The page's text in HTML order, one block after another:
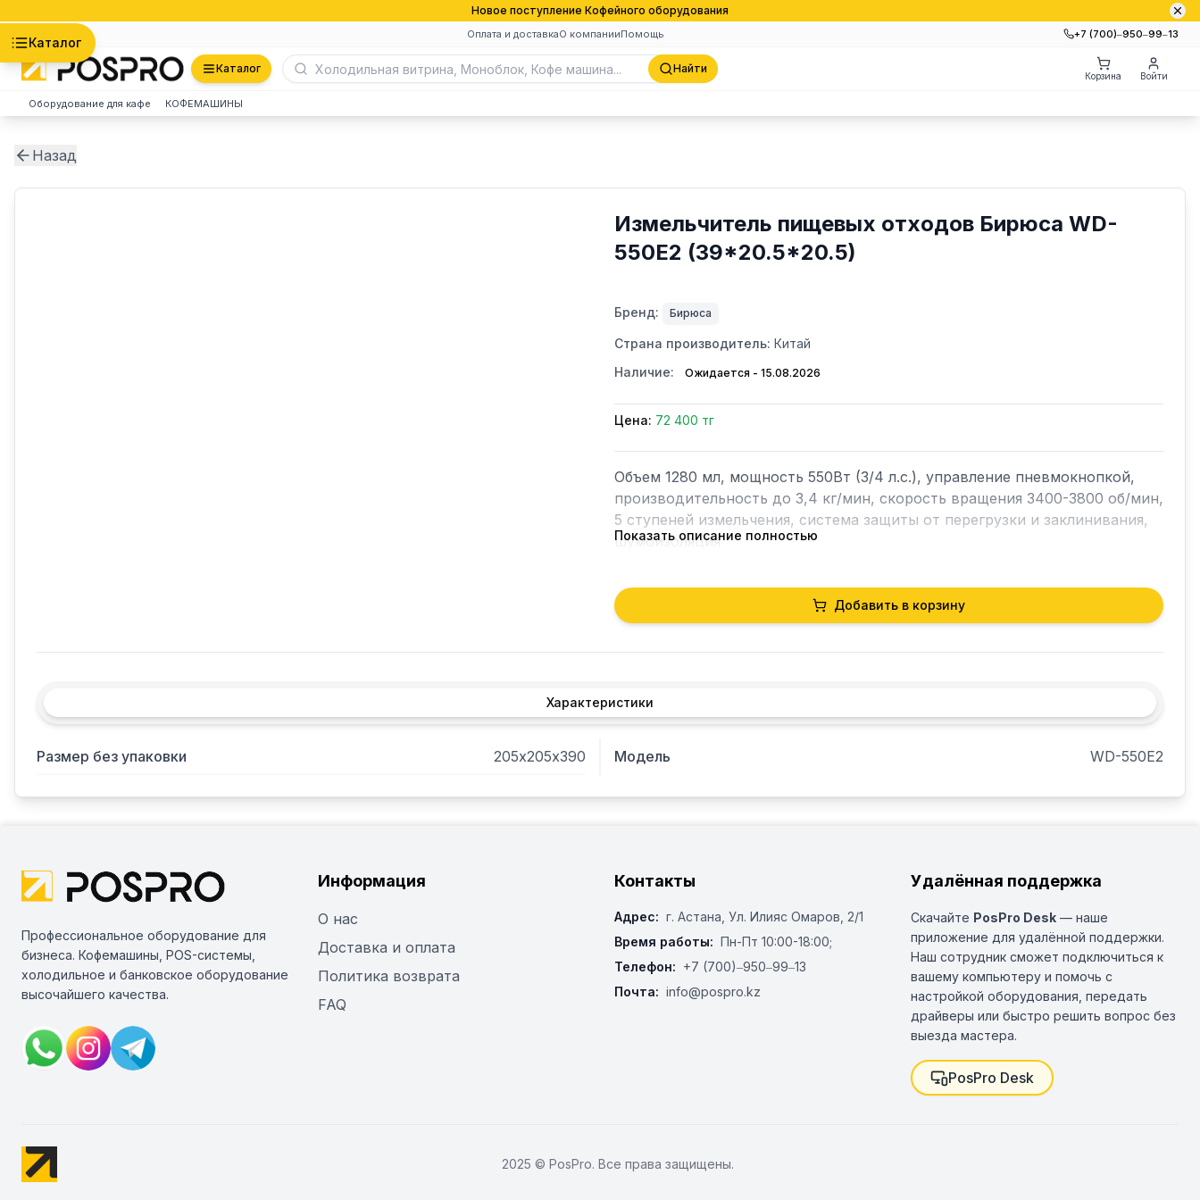
Новое поступление Кофейного оборудования
Оплата и доставкаО компанииПомощь +7 (700)‒950‒99‒13
Каталог
Каталог Найти
Корзина Войти
Оборудование для кафе КОФЕМАШИНЫ
Назад
Измельчитель пищевых отходов Бирюса WD-
550E2 (39*20.5*20.5)
Бренд: Бирюса
Страна производитель: Китай
Наличие:
Ожидается - 15.08.2026
Цена: 72 400 тг
Объем 1280 мл, мощность 550Вт (3/4 л.с.), управление пневмокнопкой,
производительность до 3,4 кг/мин, скорость вращения 3400-3800 об/мин,
5 ступеней измельчения, система защиты от перегрузки и заклинивания,
шумоизоляция
Показать описание полностью
Добавить в корзину
Характеристики
Размер без упаковки 205х205х390 Модель WD-550E2
Профессиональное оборудование для
бизнеса. Кофемашины, POS-системы,
холодильное и банковское оборудование
высочайшего качества.
Информация
О нас
Доставка и оплата
Политика возврата
FAQ
Контакты
Адрес: г. Астана, ​Ул. Илияс Омаров, 2/1
Время работы: Пн-Пт 10:00-18:00;
Телефон: +7 (700)‒950‒99‒13
Почта: info@pospro.kz
Удалённая поддержка
Скачайте PosPro Desk — наше
приложение для удалённой поддержки.
Наш сотрудник сможет подключиться к
вашему компьютеру и помочь с
настройкой оборудования, передать
драйверы или быстро решить вопрос без
выезда мастера.
PosPro Desk
2025 © PosPro. Все права защищены.